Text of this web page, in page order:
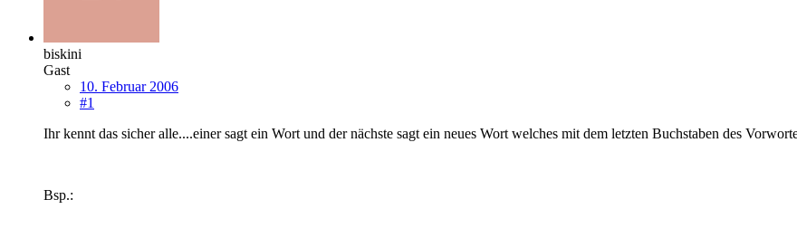
biskini
Gast
10. Februar 2006
#1
Ihr kennt das sicher alle....einer sagt ein Wort und der nächste sagt ein neues Wort welches mit dem letzten Buchstaben des
Bsp.: